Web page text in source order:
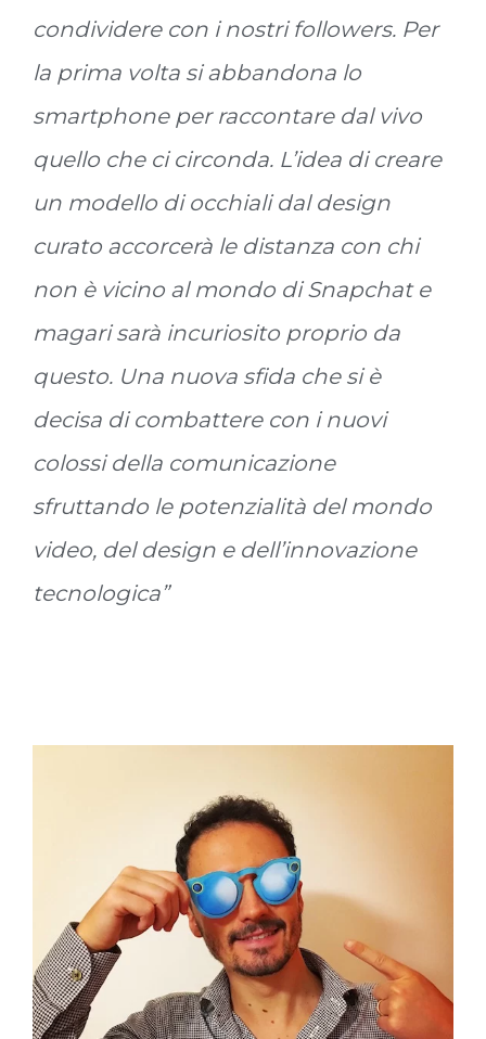
condividere con i nostri followers. Per
la prima volta si abbandona lo
smartphone per raccontare dal vivo
quello che ci circonda. L’idea di creare
un modello di occhiali dal design
curato accorcerà le distanza con chi
non è vicino al mondo di Snapchat e
magari sarà incuriosito proprio da
questo. Una nuova sfida che si è
decisa di combattere con i nuovi
colossi della comunicazione
sfruttando le potenzialità del mondo
video, del design e dell’innovazione
tecnologica”